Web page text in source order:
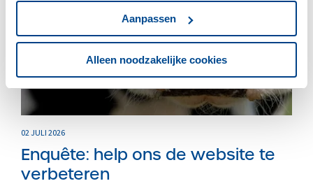
Aanpassen
Alleen noodzakelijke cookies
02 JULI 2026
Enquête: help ons de website te
verbeteren